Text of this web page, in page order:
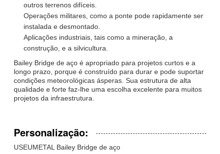
outros terrenos difíceis.
Operações militares, como a ponte pode rapidamente ser
instalada e desmontado.
Aplicações industriais, tais como a mineração, a
construção, e a silvicultura.
Bailey Bridge de aço é apropriado para projetos curtos e a
longo prazo, porque é construído para durar e pode suportar
condições meteorológicas ásperas. Sua estrutura de alta
qualidade e forte faz-lhe uma escolha excelente para muitos
projetos da infraestrutura.
Personalização:
USEUMETAL Bailey Bridge de aço